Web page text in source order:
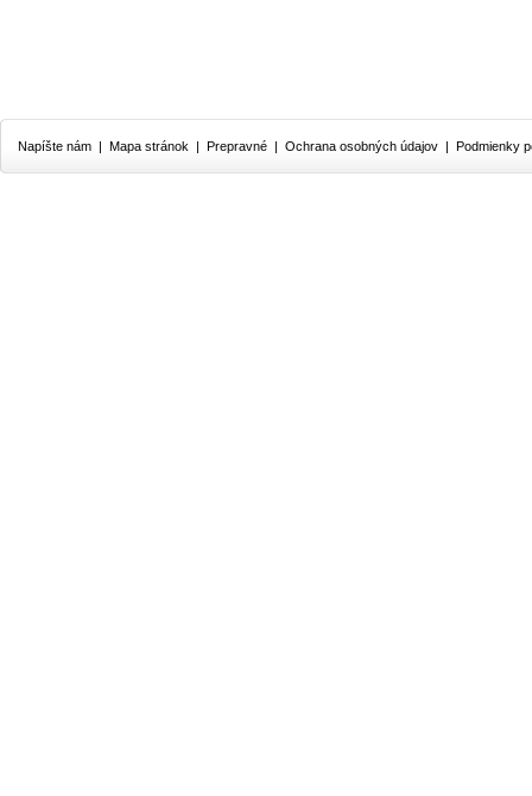
Napíšte nám | Mapa stránok | Prepravné | Ochrana osobných údajov | Podmienky